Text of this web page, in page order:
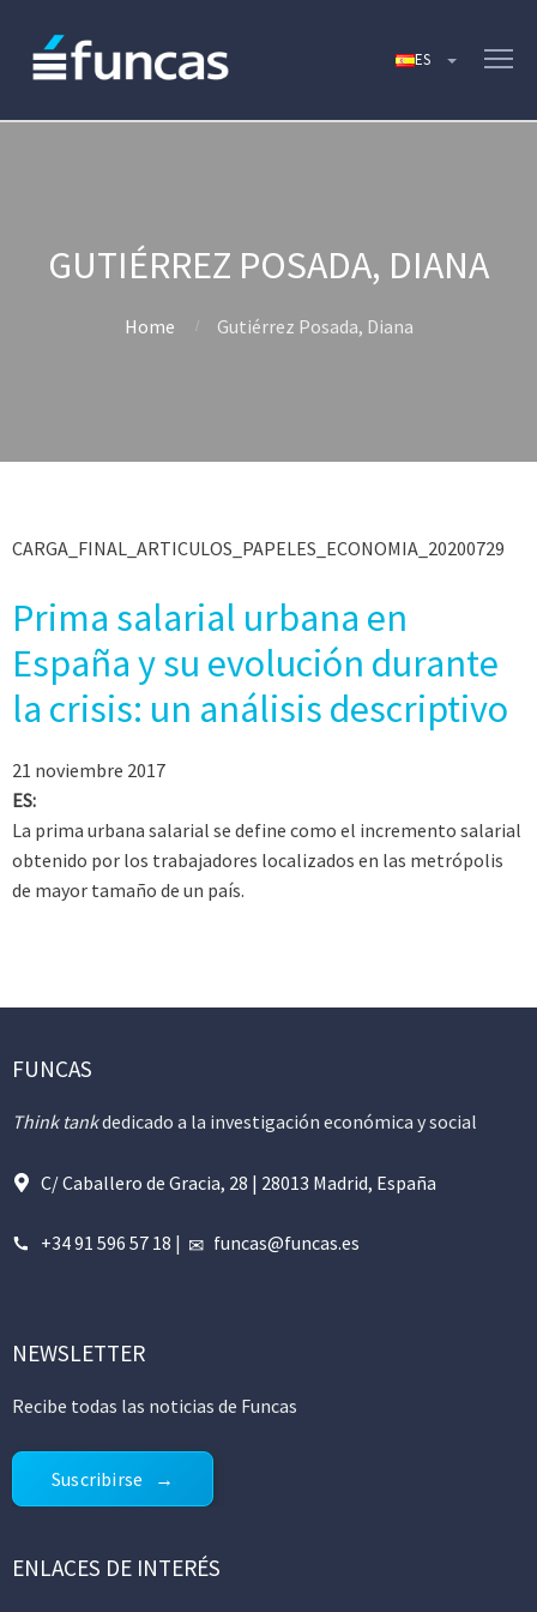
GUTIÉRREZ POSADA, DIANA
Home Gutiérrez Posada, Diana
CARGA_FINAL_ARTICULOS_PAPELES_ECONOMIA_20200729
Prima salarial urbana en
España y su evolución durante
la crisis: un análisis descriptivo
21 noviembre 2017
ES:
La prima urbana salarial se define como el incremento salarial
obtenido por los trabajadores localizados en las metrópolis
de mayor tamaño de un país.
FUNCAS
Think tankdedicado a la investigación económica y social
C/ Caballero de Gracia, 28 | 28013 Madrid, España
+34 91 596 57 18 | funcas@funcas.es
NEWSLETTER
Recibe todas las noticias de Funcas
Suscribirse
ENLACES DE INTERÉS